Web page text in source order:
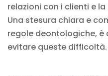
relazioni con i clienti e
Una stesura chiara e
regole deontologiche, è
evitare queste difficoltà.